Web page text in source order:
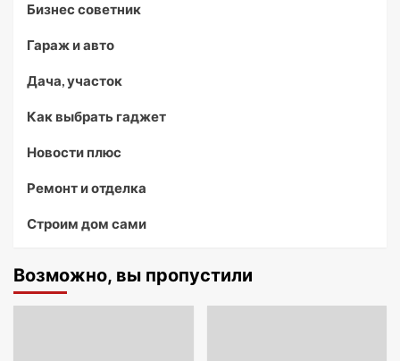
Бизнес советник
Гараж и авто
Дача, участок
Как выбрать гаджет
Новости плюс
Ремонт и отделка
Строим дом сами
Возможно, вы пропустили